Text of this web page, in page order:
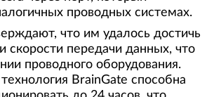
проводных системах.
что им удалось достичь
скорости передачи данных, что
проводного оборудования.
BrainGate способна